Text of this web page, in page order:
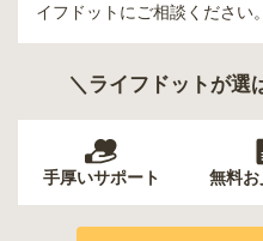
イフドットにご相談ください。
＼ライフドットが選
手厚いサポート 無料お